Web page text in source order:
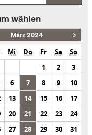
wählen
März 2024
Mi Do Fr Sa
So
1
2
3
6 7 8 9
10
13 14 15 16
17
20 21 22 23
24
27 28 29 30 31